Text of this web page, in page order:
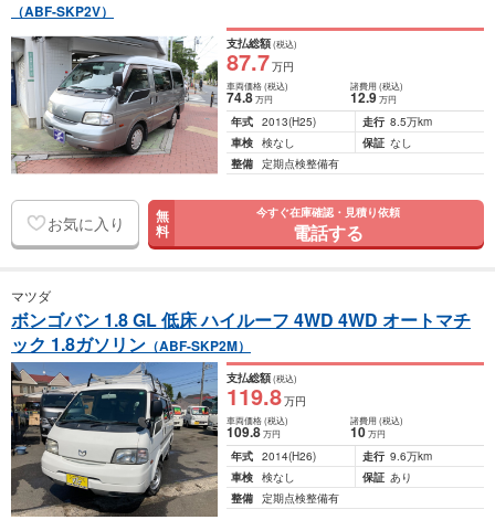
（ABF-SKP2V）
支払総額(税込)
87.7万円
車両価格(税込)
74.8万円
諸費用 (税込)
12.9 万円
年式 2013(H25) 走行 8.5万km
車検 検なし 保証 なし
整備 定期点検整備有
お気に入り 無
料
今すぐ在庫確認・見積り依頼
電話する
マツダ
ボンゴバン 1.8 GL 低床 ハイルーフ 4WD 4WD オートマチ
ック 1.8ガソリン （ABF-SKP2M）
支払総額(税込)
119.8万円
車両価格(税込)
109.8万円
諸費用 (税込)
10 万円
年式 2014(H26) 走行 9.6万km
車検 検なし 保証 あり
整備 定期点検整備有